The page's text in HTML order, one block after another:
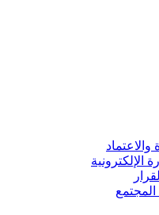
الإلكترونية